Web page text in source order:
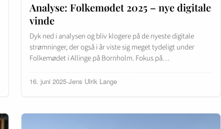
Analyse: Folkemødet 2025 – nye digitale
vinde
Dyk ned i analysen og bliv klogere på de nyeste digitale
strømninger, der også i år viste sig meget tydeligt under
Folkemødet i Allinge på Bornholm. Fokus på…
16. juni 2025·Jens Ulrik Lange